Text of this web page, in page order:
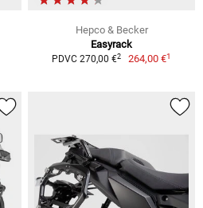
Hepco & Becker
Easyrack
PDVC 270,00 €2 264,00 €1